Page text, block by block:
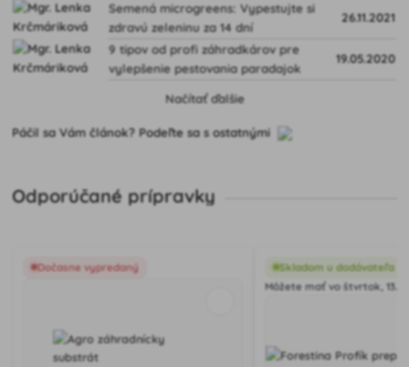
Semená microgreens: Vypestujte si
zdravú zeleninu za 14 dní
26.11.2021
9 tipov od profi záhradkárov pre
vylepšenie pestovania paradajok
19.05.2020
Načítať ďalšie
Páčil sa Vám článok? Podeľte sa s ostatnými
Odporúčané prípravky
Dočasne vypredaný
Skladom u dodávateľa
Môžete mať vo štvrtok,